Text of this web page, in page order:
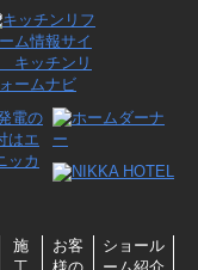
施
お客
ショール